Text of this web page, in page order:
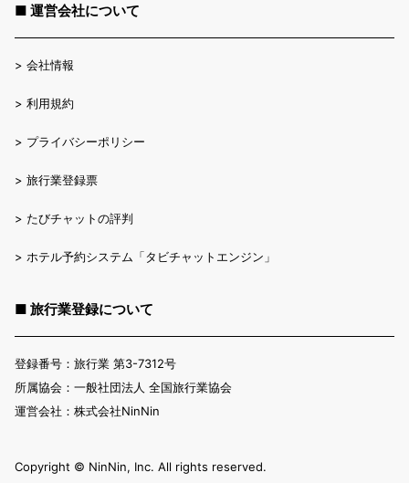
■ 運営会社について
> 会社情報
> 利用規約
> プライバシーポリシー
> 旅行業登録票
> たびチャットの評判
> ホテル予約システム「タビチャットエンジン」
■ 旅行業登録について
登録番号：旅行業 第3-7312号
所属協会：一般社団法人 全国旅行業協会
運営会社：株式会社NinNin
Copyright ©︎ NinNin, Inc. All rights reserved.